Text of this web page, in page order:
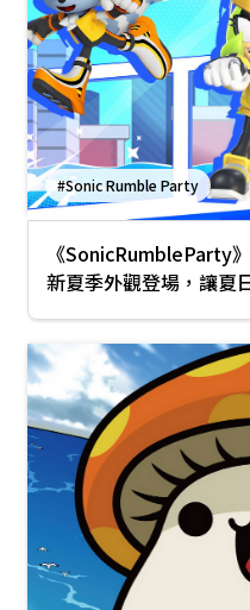
#Sonic Rumble Party
《SonicRumbleParty》
新夏季外觀登場，讓夏